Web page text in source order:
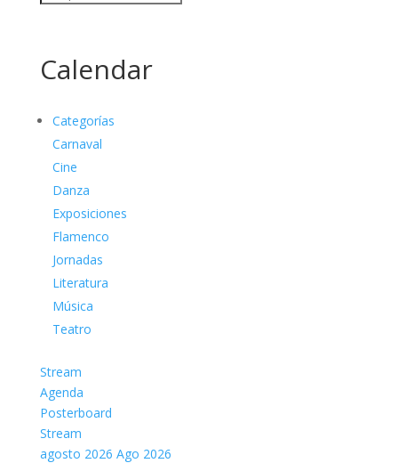
Calendar
Categorías
Carnaval
Cine
Danza
Exposiciones
Flamenco
Jornadas
Literatura
Música
Teatro
Stream
Agenda
Posterboard
Stream
agosto 2026 Ago 2026